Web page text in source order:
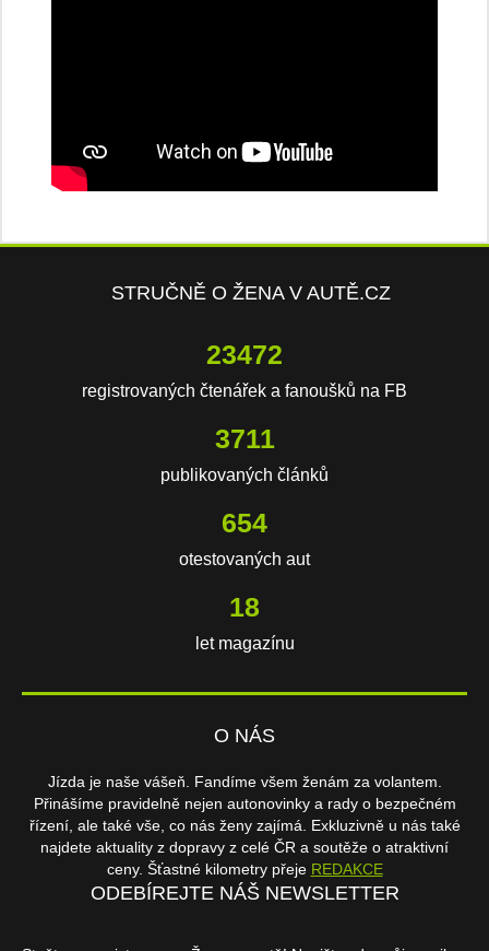
STRUČNĚ O ŽENA V AUTĚ.CZ
23472
registrovaných čtenářek a fanoušků na FB
3711
publikovaných článků
654
otestovaných aut
18
let magazínu
O NÁS
Jízda je naše vášeň. Fandíme všem ženám za volantem.
Přinášíme pravidelně nejen autonovinky a rady o bezpečném
řízení, ale také vše, co nás ženy zajímá. Exkluzivně u nás také
najdete aktuality z dopravy z celé ČR a soutěže o atraktivní
ceny. Šťastné kilometry přeje REDAKCE
ODEBÍREJTE NÁŠ NEWSLETTER